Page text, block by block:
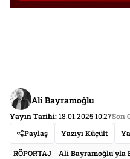
Ali Bayramoğlu
Yayın Tarihi:18.01.2025 10:27Son
Paylaş
Yazıyı Küçült
RÖPORTAJ Ali Bayramoğlu'yla